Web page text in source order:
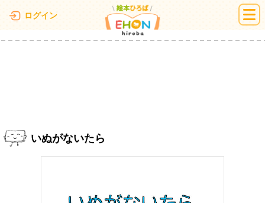
ログイン 絵本ひろば
いぬがないたら